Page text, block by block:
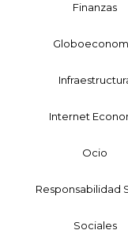
Finanzas
Internet
Ocio
Responsabilidad
Sociales